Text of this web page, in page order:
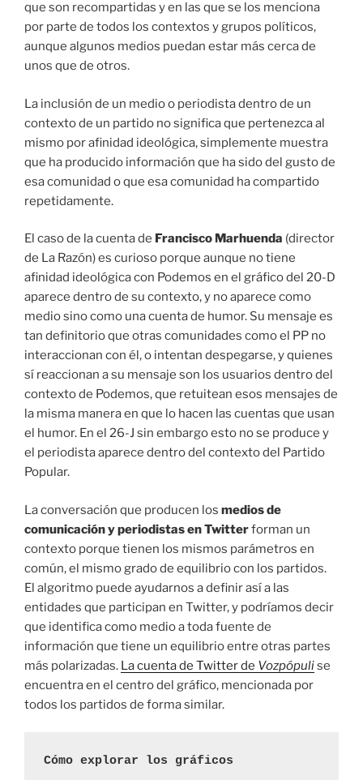
que son recompartidas y en las que se los menciona
por parte de todos los contextos y grupos políticos,
aunque algunos medios puedan estar más cerca de
unos que de otros.
La inclusión de un medio o periodista dentro de un
contexto de un partido no significa que pertenezca al
mismo por afinidad ideológica, simplemente muestra
que ha producido información que ha sido del gusto de
esa comunidad o que esa comunidad ha compartido
repetidamente.
El caso de la cuenta de Francisco Marhuenda (director
de La Razón) es curioso porque aunque no tiene
afinidad ideológica con Podemos en el gráfico del 20-D
aparece dentro de su contexto, y no aparece como
medio sino como una cuenta de humor. Su mensaje es
tan definitorio que otras comunidades como el PP no
interaccionan con él, o intentan despegarse, y quienes
sí reaccionan a su mensaje son los usuarios dentro del
contexto de Podemos, que retuitean esos mensajes de
la misma manera en que lo hacen las cuentas que usan
el humor. En el 26-J sin embargo esto no se produce y
el periodista aparece dentro del contexto del Partido
Popular.
La conversación que producen los medios de
comunicación y periodistas en Twitterforman un
contexto porque tienen los mismos parámetros en
común, el mismo grado de equilibrio con los partidos.
El algoritmo puede ayudarnos a definir así a las
entidades que participan en Twitter, y podríamos decir
que identifica como medio a toda fuente de
información que tiene un equilibrio entre otras partes
más polarizadas. La cuenta de Twitter de Vozpópulise
encuentra en el centro del gráfico, mencionada por
todos los partidos de forma similar.
Cómo explorar los gráficos